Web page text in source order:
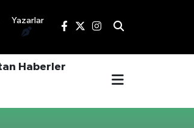
Yazarlar
Haberler